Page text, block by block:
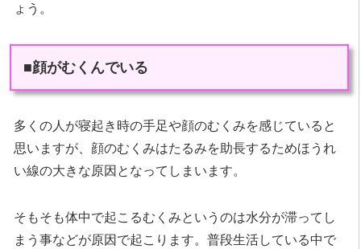
ょう。
■顔がむくんでいる
多くの人が寝起き時の手足や顔のむくみを感じていると
思いますが、顔のむくみはたるみを助長するためほうれ
い線の大きな原因となってしまいます。
そもそも体中で起こるむくみというのは水分が滞ってし
まう事などが原因で起こります。普段生活している中で